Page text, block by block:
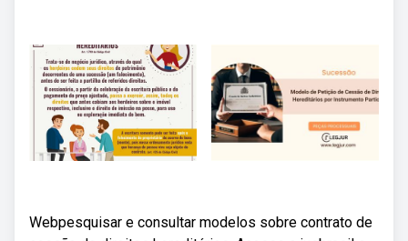
Webpesquisar e consultar modelos sobre contrato de